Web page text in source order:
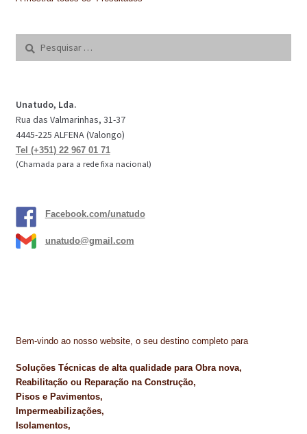
Pesquisar
Unatudo, Lda.
Rua das Valmarinhas, 31-37
4445-225 ALFENA (Valongo)
Tel (+351) 22 967 01 71
(Chamada para a rede fixa nacional)
Facebook.com/unatudo
unatudo@gmail.com
Bem-vindo ao nosso website, o seu destino completo para
Soluções Técnicas de alta qualidade para Obra nova,
Reabilitação ou Reparação na Construção,
Pisos e Pavimentos,
Impermeabilizações,
Isolamentos,